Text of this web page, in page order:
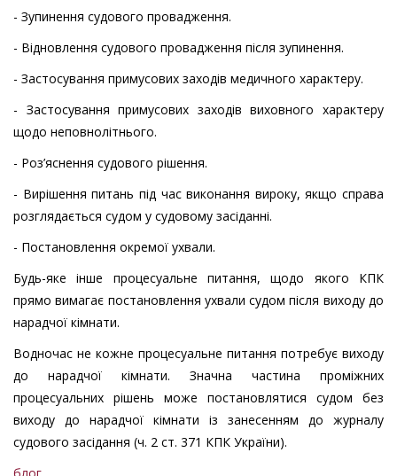
- Зупинення судового провадження.
- Відновлення судового провадження після зупинення.
- Застосування примусових заходів медичного характеру.
- Застосування примусових заходів виховного характеру
щодо неповнолітнього.
- Роз’яснення судового рішення.
- Вирішення питань під час виконання вироку, якщо справа
розглядається судом у судовому засіданні.
- Постановлення окремої ухвали.
Будь-яке інше процесуальне питання, щодо якого КПК
прямо вимагає постановлення ухвали судом після виходу до
нарадчої кімнати.
Водночас не кожне процесуальне питання потребує виходу
до нарадчої кімнати. Значна частина проміжних
процесуальних рішень може постановлятися судом без
виходу до нарадчої кімнати із занесенням до журналу
судового засідання (ч. 2 ст. 371 КПК України).